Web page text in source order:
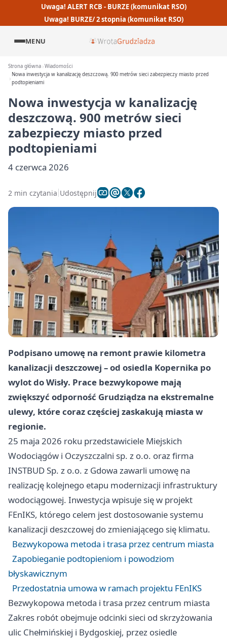
Uwaga! ALERT RCB - BURZE (komunikat RSO)
Uwaga! BURZE/ 2 stopnia (komunikat RSO)
MENU
Strona główna Wiadomości
Nowa inwestycja w kanalizację deszczową. 900 metrów sieci zabezpieczy miasto przed
podtopieniami
Nowa inwestycja w kanalizację
deszczową. 900 metrów sieci
zabezpieczy miasto przed
podtopieniami
4 czerwca 2026
2 min czytania Udostępnij
Podpisano umowę na remont prawie kilometra
kanalizacji deszczowej – od osiedla Kopernika po
wylot do Wisły. Prace bezwykopowe mają
zwiększyć odporność Grudziądza na ekstremalne
ulewy, które coraz częściej zaskakują miasta w
regionie.
25 maja 2026 roku przedstawiciele Miejskich
Wodociągów i Oczyszczalni sp. z o.o. oraz firma
INSTBUD Sp. z o.o. z Gdowa zawarli umowę na
realizację kolejnego etapu modernizacji infrastruktury
wodociągowej. Inwestycja wpisuje się w projekt
FEnIKS, którego celem jest dostosowanie systemu
kanalizacji deszczowej do zmieniającego się klimatu.
Bezwykopowa metoda i trasa przez centrum miasta
Zapobieganie podtopieniom i powodziom
błyskawicznym
Przedostatnia umowa w ramach projektu FEnIKS
Bezwykopowa metoda i trasa przez centrum miasta
Zakres robót obejmuje odcinki sieci od skrzyżowania
ulic Chełmińskiej i Bydgoskiej, przez osiedle